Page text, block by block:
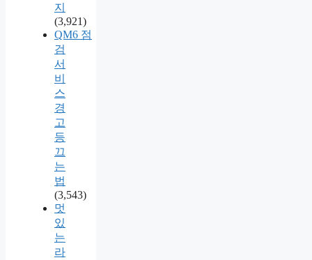
지
(3,921)
QM6 점
검
서
비
스
경
고
등
끄
는
법
(3,543)
멋
있
는
라